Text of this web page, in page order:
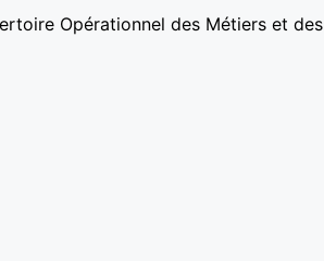
Opérationnel des Métiers et des